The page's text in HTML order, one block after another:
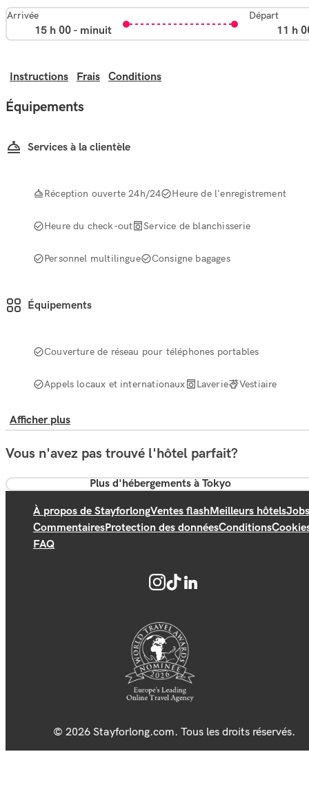
Arrivée
15 h 00 - minuit
Départ
11 h
Instructions Frais Conditions
Équipements
Services à la clientèle
Réception ouverte 24h/24 Heure de l'enregistrement
Heure du check-out Service de blanchisserie
Personnel multilingue Consigne bagages
Équipements
Couverture de réseau pour téléphones portables
Appels locaux et internationaux Laverie Vestiaire
Afficher plus
Vous n'avez pas trouvé l'hôtel parfait?
Plus d'hébergements à Tokyo
À propos de StayforlongVentes flashMeilleurs hôtelsJobs
CommentairesProtection des donnéesConditions
FAQ
© 2026 Stayforlong.com. Tous les droits réservés.